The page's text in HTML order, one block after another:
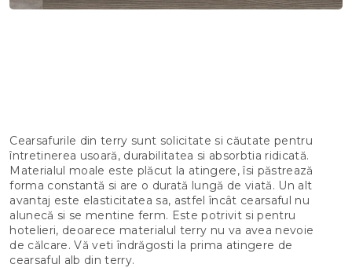
Cearsafurile din terry sunt solicitate si căutate pentru
întretinerea usoară, durabilitatea si absorbtia ridicată.
Materialul moale este plăcut la atingere, îsi păstrează
forma constantă si are o durată lungă de viată. Un alt
avantaj este elasticitatea sa, astfel încât cearsaful nu
alunecă si se mentine ferm. Este potrivit si pentru
hotelieri, deoarece materialul terry nu va avea nevoie
de călcare. Vă veti îndrăgosti la prima atingere de
cearsaful alb din terry.